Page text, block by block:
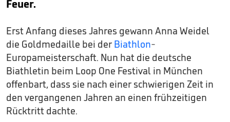
Feuer.
Erst Anfang dieses Jahres gewann Anna Weidel
die Goldmedaille bei der Biathlon-
Europameisterschaft. Nun hat die deutsche
Biathletin beim Loop One Festival in München
offenbart, dass sie nach einer schwierigen Zeit in
den vergangenen Jahren an einen frühzeitigen
Rücktritt dachte.